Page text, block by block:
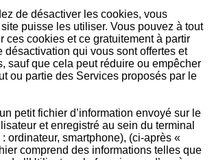
de désactiver les cookies, vous
puisse les utiliser. Vous pouvez à tout
ces cookies et ce gratuitement à partir
désactivation qui vous sont offertes et
sauf que cela peut réduire ou empêcher
ou partie des Services proposés par le
petit fichier d’information envoyé sur le
et enregistré au sein du terminal
ordinateur, smartphone), (ci-après «
comprend des informations telles que